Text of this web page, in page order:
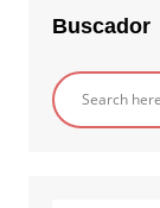
Buscador